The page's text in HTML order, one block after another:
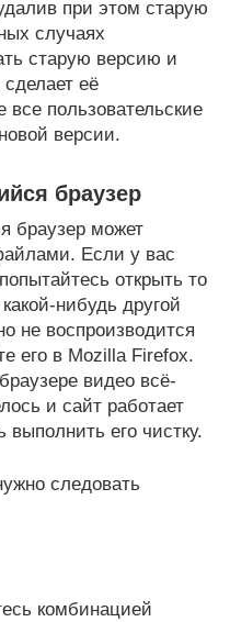
при этом старую
случаях
старую версию и
её
пользовательские
версии.
браузер
браузер может
Если у вас
открыть то
нибудь другой
не воспроизводится
его в Mozilla Firefox.
видео всё-
и сайт работает
выполнить его чистку.
следовать
комбинацией